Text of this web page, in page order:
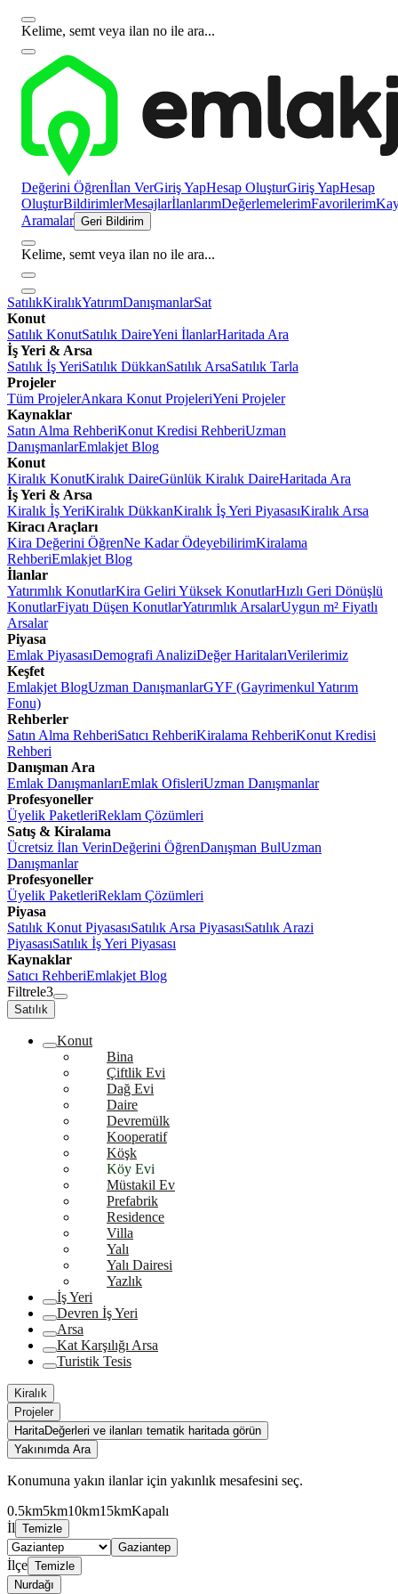
Kelime, semt veya ilan no ile ara...
Değerini Öğrenİlan VerGiriş YapHesap OluşturGiriş YapHesap
OluşturBildirimlerMesajlarİlanlarımDeğerlemelerimFavorilerim
Aramalar Geri Bildirim
Kelime, semt veya ilan no ile ara...
SatılıkKiralıkYatırımDanışmanlarSat
Konut
Satılık KonutSatılık DaireYeni İlanlarHaritada Ara
İş Yeri & Arsa
Satılık İş YeriSatılık DükkanSatılık ArsaSatılık Tarla
Projeler
Tüm ProjelerAnkara Konut ProjeleriYeni Projeler
Kaynaklar
Satın Alma RehberiKonut Kredisi RehberiUzman
DanışmanlarEmlakjet Blog
Konut
Kiralık KonutKiralık DaireGünlük Kiralık DaireHaritada Ara
İş Yeri & Arsa
Kiralık İş YeriKiralık DükkanKiralık İş Yeri PiyasasıKiralık Arsa
Kiracı Araçları
Kira Değerini ÖğrenNe Kadar ÖdeyebilirimKiralama
RehberiEmlakjet Blog
İlanlar
Yatırımlık KonutlarKira Geliri Yüksek KonutlarHızlı Geri Dönüşlü
KonutlarFiyatı Düşen KonutlarYatırımlık ArsalarUygun m² Fiyatlı
Arsalar
Piyasa
Emlak PiyasasıDemografi AnaliziDeğer HaritalarıVerilerimiz
Keşfet
Emlakjet BlogUzman DanışmanlarGYF (Gayrimenkul Yatırım
Fonu)
Rehberler
Satın Alma RehberiSatıcı RehberiKiralama RehberiKonut Kredisi
Rehberi
Danışman Ara
Emlak DanışmanlarıEmlak OfisleriUzman Danışmanlar
Profesyoneller
Üyelik PaketleriReklam Çözümleri
Satış & Kiralama
Ücretsiz İlan VerinDeğerini ÖğrenDanışman BulUzman
Danışmanlar
Profesyoneller
Üyelik PaketleriReklam Çözümleri
Piyasa
Satılık Konut PiyasasıSatılık Arsa PiyasasıSatılık Arazi
PiyasasıSatılık İş Yeri Piyasası
Kaynaklar
Satıcı RehberiEmlakjet Blog
Filtrele3
Satılık
Konut
Bina
Çiftlik Evi
Dağ Evi
Daire
Devremülk
Kooperatif
Köşk
Köy Evi
Müstakil Ev
Prefabrik
Residence
Villa
Yalı
Yalı Dairesi
Yazlık
İş Yeri
Devren İş Yeri
Arsa
Kat Karşılığı Arsa
Turistik Tesis
Kiralık
Projeler
HaritaDeğerleri ve ilanları tematik haritada görün
Yakınımda Ara
Konumuna yakın ilanlar için yakınlık mesafesini seç.
0.5km5km10km15kmKapalı
İl Temizle
Gaziantep
İlçe Temizle
Nurdağı